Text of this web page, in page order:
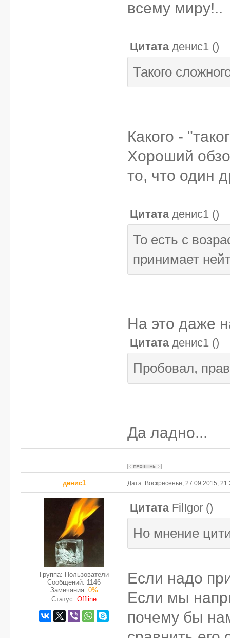
всему миру!..
Цитата денис1 ()
Такого
Какого -
Хороший
то, что один
Цитата денис1 ()
То есть с
принимает
На это даже
Цитата денис1 ()
Пробовал,
Да ладно...
денис1 Дата: Воскресенье, 27.09.2015,
Группа: Пользователи
Сообщений: 1146
Замечания: 0%
Статус: Offline
Цитата FilIgor ()
Но мнение
Если надо
Если мы
почему бы